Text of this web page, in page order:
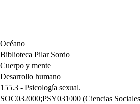
Océano
Biblioteca Pilar Sordo
Cuerpo y mente
Desarrollo humano
155.3 - Psicología sexual.
SOC032000;PSY031000 (Ciencias